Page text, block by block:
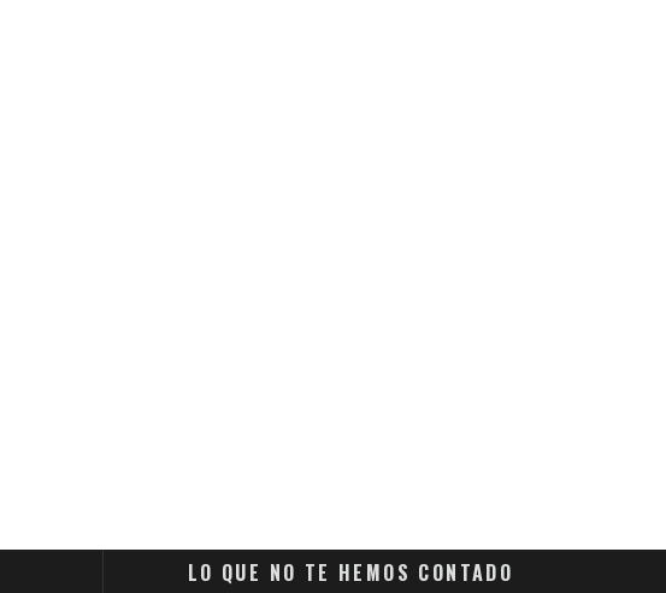
LO QUE NO TE HEMOS CONTADO